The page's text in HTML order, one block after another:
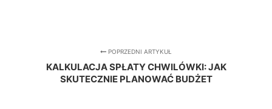
POPRZEDNI ARTYKUŁ
KALKULACJA SPŁATY CHWILÓWKI: JAK
SKUTECZNIE PLANOWAĆ BUDŻET